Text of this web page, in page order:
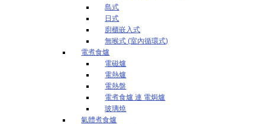
島式
日式
廚櫃嵌入式
無喉式 (室內循環式)
電煮食爐
電磁爐
電熱爐
電熱盤
電煮食爐 連 電焗爐
玻璃燒
氣體煮食爐